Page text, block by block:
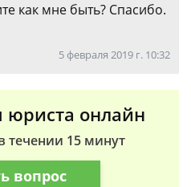
как мне быть? Спасибо.
5 февраля 2019 г. 10:32
юриста онлайн
течении 15 минут
вопрос